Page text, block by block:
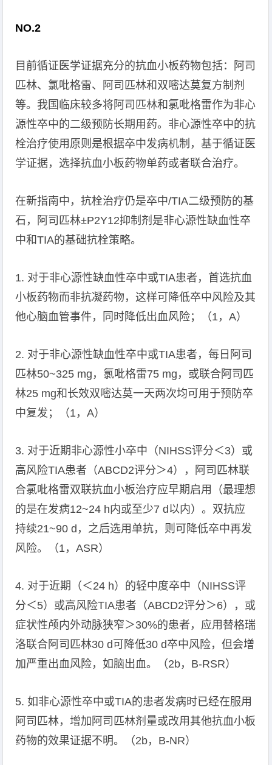
NO.2
目前循证医学证据充分的抗血小板药物包括：阿司
匹林、氯吡格雷、阿司匹林和双嘧达莫复方制剂
等。我国临床较多将阿司匹林和氯吡格雷作为非心
源性卒中的二级预防长期用药。非心源性卒中的抗
栓治疗使用原则是根据卒中发病机制，基于循证医
学证据，选择抗血小板药物单药或者联合治疗。
在新指南中，抗栓治疗仍是卒中/TIA二级预防的基
石，阿司匹林±P2Y12抑制剂是非心源性缺血性卒
中和TIA的基础抗栓策略。
1. 对于非心源性缺血性卒中或TIA患者，首选抗血
小板药物而非抗凝药物，这样可降低卒中风险及其
他心脑血管事件，同时降低出血风险；（1，A）
2. 对于非心源性缺血性卒中或TIA患者，每日阿司
匹林50~325 mg，氯吡格雷75 mg，或联合阿司匹
林25 mg和长效双嘧达莫一天两次均可用于预防卒
中复发；（1，A）
3. 对于近期非心源性小卒中（NIHSS评分＜3）或
高风险TIA患者（ABCD2评分＞4），阿司匹林联
合氯吡格雷双联抗血小板治疗应早期启用（最理想
的是在发病12~24 h内或至少7 d以内）。双抗应
持续21~90 d，之后选用单抗，则可降低卒中再发
风险。（1，ASR）
4. 对于近期（＜24 h）的轻中度卒中（NIHSS评
分＜5）或高风险TIA患者（ABCD2评分＞6），或
症状性颅内外动脉狭窄＞30%的患者，应用替格瑞
洛联合阿司匹林30 d可降低30 d卒中风险，但会增
加严重出血风险，如脑出血。（2b，B-RSR）
5. 如非心源性卒中或TIA的患者发病时已经在服用
阿司匹林，增加阿司匹林剂量或改用其他抗血小板
药物的效果证据不明。（2b，B-NR）